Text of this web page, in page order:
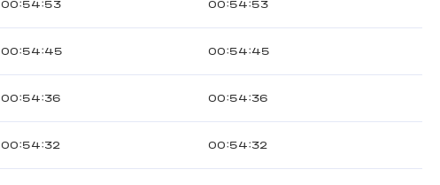
00:54:53 00:54:53
00:54:45 00:54:45
00:54:36 00:54:36
00:54:32 00:54:32